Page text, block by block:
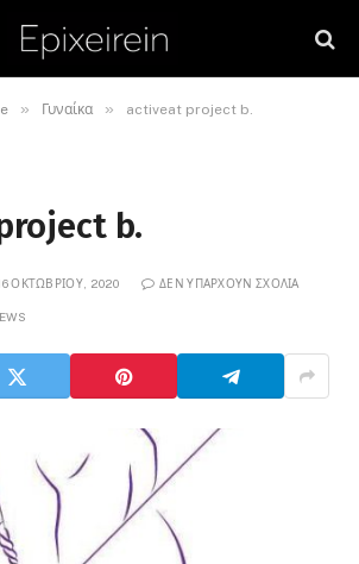
» Γυναίκα » activeat project b.
b.
ΟΚΤΩΒΡΊΟΥ, 2020 ΔΕΝ ΥΠΆΡΧΟΥΝ ΣΧΌΛΙΑ